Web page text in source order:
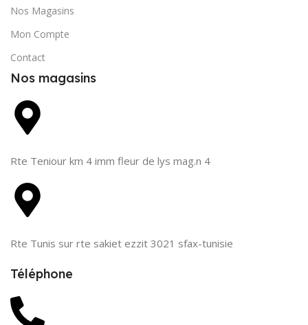
Nos Magasins
Mon Compte
Contact
Nos magasins
Rte Teniour km 4 imm fleur de lys mag.n 4
Rte Tunis sur rte sakiet ezzit 3021 sfax-tunisie
Téléphone